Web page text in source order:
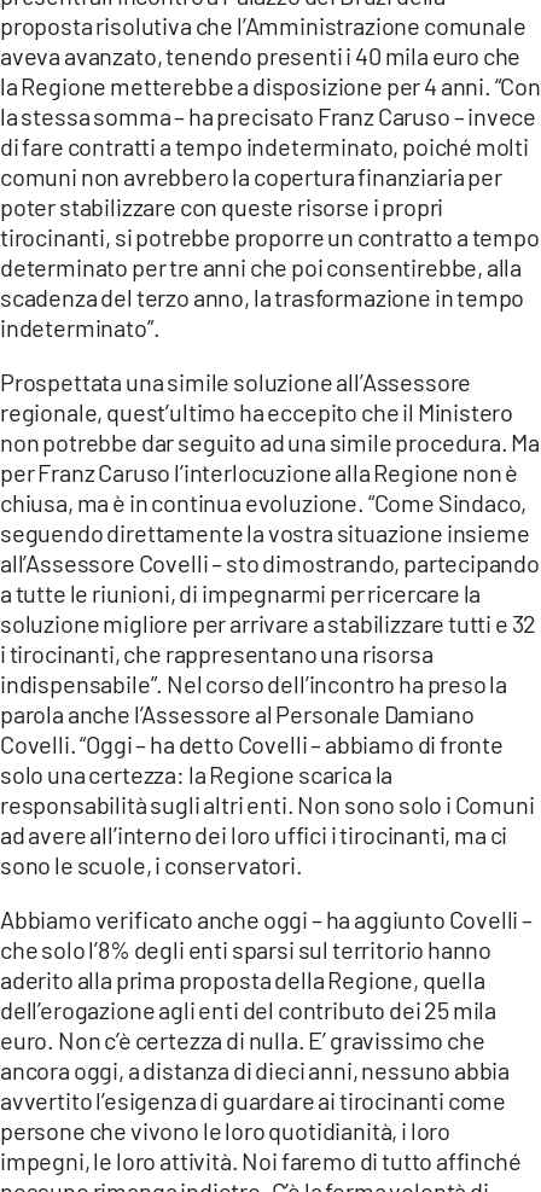
proposta risolutiva che l’Amministrazione comunale
aveva avanzato, tenendo presenti i 40 mila euro che
la Regione metterebbe a disposizione per 4 anni. “Con
la stessa somma – ha precisato Franz Caruso – invece
di fare contratti a tempo indeterminato, poiché molti
comuni non avrebbero la copertura finanziaria per
poter stabilizzare con queste risorse i propri
tirocinanti, si potrebbe proporre un contratto a tempo
determinato per tre anni che poi consentirebbe, alla
scadenza del terzo anno, la trasformazione in tempo
indeterminato”.
Prospettata una simile soluzione all’Assessore
regionale, quest’ultimo ha eccepito che il Ministero
non potrebbe dar seguito ad una simile procedura. Ma
per Franz Caruso l’interlocuzione alla Regione non è
chiusa, ma è in continua evoluzione. “Come Sindaco,
seguendo direttamente la vostra situazione insieme
all’Assessore Covelli – sto dimostrando, partecipando
a tutte le riunioni, di impegnarmi per ricercare la
soluzione migliore per arrivare a stabilizzare tutti e 32
i tirocinanti, che rappresentano una risorsa
indispensabile”. Nel corso dell’incontro ha preso la
parola anche l’Assessore al Personale Damiano
Covelli. “Oggi – ha detto Covelli – abbiamo di fronte
solo una certezza: la Regione scarica la
responsabilità sugli altri enti. Non sono solo i Comuni
ad avere all’interno dei loro uffici i tirocinanti, ma ci
sono le scuole, i conservatori.
Abbiamo verificato anche oggi – ha aggiunto Covelli –
che solo l’8% degli enti sparsi sul territorio hanno
aderito alla prima proposta della Regione, quella
dell’erogazione agli enti del contributo dei 25 mila
euro. Non c’è certezza di nulla. E’ gravissimo che
ancora oggi, a distanza di dieci anni, nessuno abbia
avvertito l’esigenza di guardare ai tirocinanti come
persone che vivono le loro quotidianità, i loro
impegni, le loro attività. Noi faremo di tutto affinché